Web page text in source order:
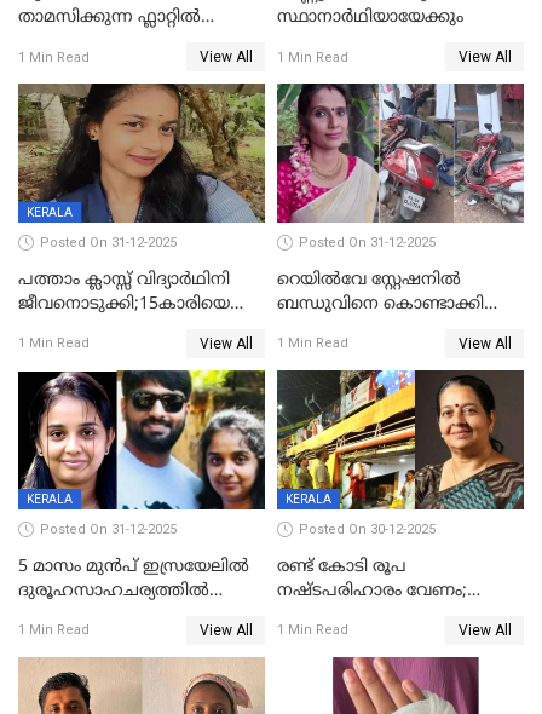
താമസിക്കുന്ന ഫ്ലാറ്റില്‍
സംഭവം കൈതപ്പൊയിലില്‍
1 Min Read View All
സ്ഥാനാർഥിയായേക്കും
1 Min Read View All
KERALA
Posted On 31-12-2025
പത്താം ക്ലാസ്സ് വിദ്യാര്‍ഥിനി
ജീവനൊടുക്കി;15കാരിയെ
കിടപ്പുമുറിയില്‍ തൂങ്ങി മരിച്ച
നിലയിൽ
1 Min Read View All
Posted On 31-12-2025
റെയിൽവേ സ്റ്റേഷനിൽ
ബന്ധുവിനെ കൊണ്ടാക്കി
ലോറി സ്കൂട്ടറിൽ ഇടിച്ചു :
യുവതിക്ക് ദാരുണാന്ത്യം
1 Min Read View All
KERALA
Posted On 31-12-2025
5 മാസം മുൻപ് ഇസ്രയേലിൽ
ദുരൂഹസാഹചര്യത്തിൽ
മലയാളി യുവാവിന്റെ ഭാര്യയും
മരിച്ചു
1 Min Read View All
KERALA
Posted On 30-12-2025
രണ്ട് കോടി രൂപ
നഷ്ടപരിഹാരം വേണം;
നോട്ടീസയച്ച് ഉമാ തോമസ്
1 Min Read View All